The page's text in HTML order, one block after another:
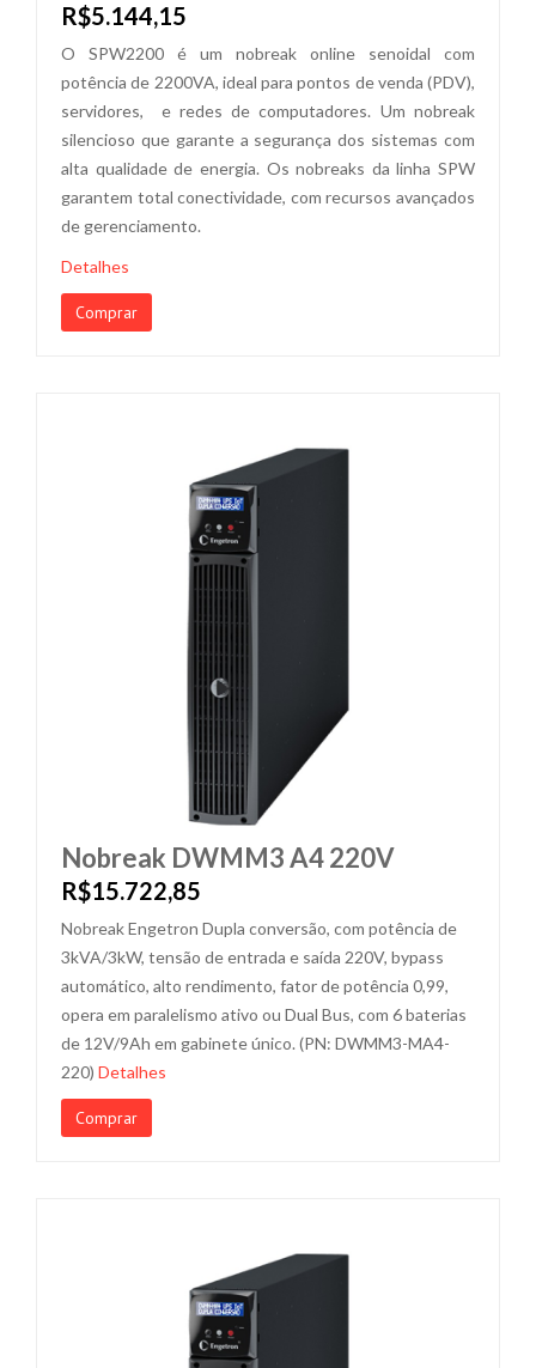
R$5.144,15
O SPW2200 é um nobreak online senoidal com
potência de 2200VA, ideal para pontos de venda (PDV),
servidores, e redes de computadores. Um nobreak
silencioso que garante a segurança dos sistemas com
alta qualidade de energia. Os nobreaks da linha SPW
garantem total conectividade, com recursos avançados
de gerenciamento.
Detalhes
Comprar
Nobreak DWMM3 A4 220V
R$15.722,85
Nobreak Engetron Dupla conversão, com potência de
3kVA/3kW, tensão de entrada e saída 220V, bypass
automático, alto rendimento, fator de potência 0,99,
opera em paralelismo ativo ou Dual Bus, com 6 baterias
de 12V/9Ah em gabinete único. (PN: DWMM3-MA4-
220) Detalhes
Comprar